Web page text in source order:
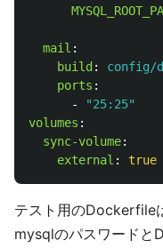
mail :
build :
config/
ports :
-
"25:25"
volumes :
sync-volume:
external : true
テスト用のDockerfile
mysqlのパスワードと